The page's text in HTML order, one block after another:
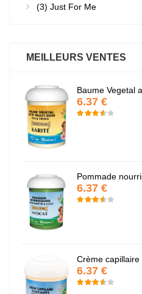
(3) Just For Me
MEILLEURS VENTES
Baume Vegetal
6.37 €
Pommade
6.37 €
Crème
6.37 €